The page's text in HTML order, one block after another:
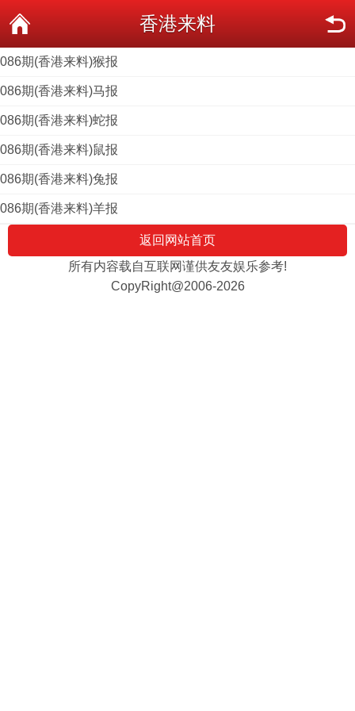
香港来料
086期(香港来料)猴报
086期(香港来料)马报
086期(香港来料)蛇报
086期(香港来料)鼠报
086期(香港来料)兔报
086期(香港来料)羊报
返回网站首页
所有内容载自互联网谨供友友娱乐参考!
CopyRight@2006-2026